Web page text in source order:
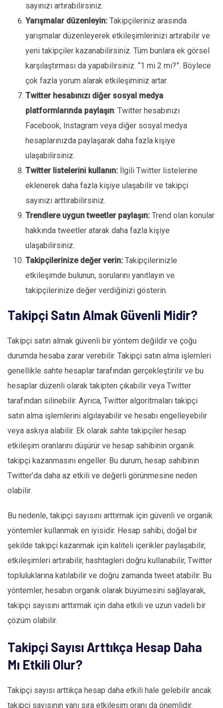
sayınızı artırabilirsiniz.
Yarışmalar düzenleyin: Takipçileriniz arasında
yarışmalar düzenleyerek etkileşimlerinizi artırabilir ve
yeni takipçiler kazanabilirsiniz. Tüm bunlara ek görsel
karşılaştırması da yapabilirsiniz. “1 mi 2 mi?”. Böylece
çok fazla yorum alarak etkileşiminiz artar.
Twitter hesabınızı diğer sosyal medya
platformlarında paylaşın: Twitter hesabınızı
Facebook, Instagram veya diğer sosyal medya
hesaplarınızda paylaşarak daha fazla kişiye
ulaşabilirsiniz.
Twitter listelerini kullanın: İlgili Twitter listelerine
eklenerek daha fazla kişiye ulaşabilir ve takipçi
sayınızı arttırabilirsiniz.
Trendlere uygun tweetler paylaşın: Trend olan konular
hakkında tweetler atarak daha fazla kişiye
ulaşabilirsiniz.
Takipçilerinize değer verin: Takipçilerinizle
etkileşimde bulunun, sorularını yanıtlayın ve
takipçilerinize değer verdiğinizi gösterin.
Takipçi Satın Almak Güvenli Midir?
Takipçi satın almak güvenli bir yöntem değildir ve çoğu
durumda hesaba zarar verebilir. Takipçi satın alma işlemleri
genellikle sahte hesaplar tarafından gerçekleştirilir ve bu
hesaplar düzenli olarak takipten çıkabilir veya Twitter
tarafından silinebilir. Ayrıca, Twitter algoritmaları takipçi
satın alma işlemlerini algılayabilir ve hesabı engelleyebilir
veya askıya alabilir. Ek olarak sahte takipçiler hesap
etkileşim oranlarını düşürür ve hesap sahibinin organik
takipçi kazanmasını engeller. Bu durum, hesap sahibinin
Twitter’da daha az etkili ve değerli görünmesine neden
olabilir.
Bu nedenle, takipçi sayısını arttırmak için güvenli ve organik
yöntemler kullanmak en iyisidir. Hesap sahibi, doğal bir
şekilde takipçi kazanmak için kaliteli içerikler paylaşabilir,
etkileşimleri artırabilir, hashtagleri doğru kullanabilir, Twitter
topluluklarına katılabilir ve doğru zamanda tweet atabilir. Bu
yöntemler, hesabın organik olarak büyümesini sağlayarak,
takipçi sayısını arttırmak için daha etkili ve uzun vadeli bir
çözüm olabilir.
Takipçi Sayısı Arttıkça Hesap Daha
Mı Etkili Olur?
Takipçi sayısı arttıkça hesap daha etkili hale gelebilir ancak
takipçi sayısının yanı sıra etkileşim oranı da önemlidir.